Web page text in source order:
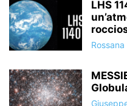
LHS